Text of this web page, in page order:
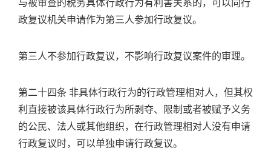
政复议机关申请作为第三人参加行政复议。
第三人不参加行政复议，不影响行政复议案件的审理。
第二十四条 非具体行政行为的行政管理相对人，但其权
利直接被该具体行政行为所剥夺、限制或者被赋予义务
的公民、法人或其他组织，在行政管理相对人没有申请
行政复议时，可以单独申请行政复议。